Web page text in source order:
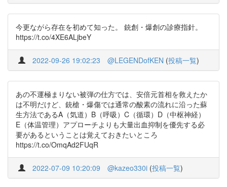
今更ながら存在を初めて知った。 銃創・爆創の診療指針。
https://t.co/4XE6ALjbeY
2022-09-26 19:02:23 @LEGENDofKEN (投稿一覧)
あの不運極まりない被弾の仕方では、安倍元首相を救えたか
は不明だけど、銃槍・爆傷では通常の酸素の流れに沿った蘇
生方法であるA（気道）B（呼吸）C（循環）D（中枢神経）
E（体温管理）アプローチよりも大量出血抑制を優先する必
要があるということは覚えておきたいところ
https://t.co/OmqAd2FUqR
2022-07-09 10:20:09 @kazeo330i (投稿一覧)